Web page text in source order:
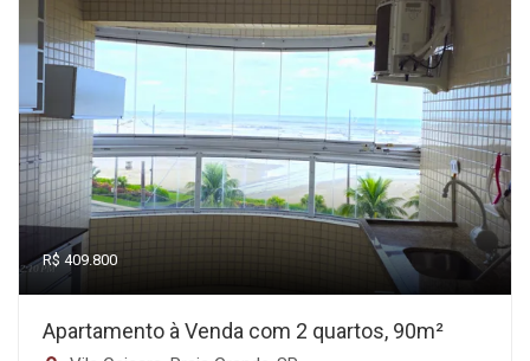
R$ 409.800
Apartamento à Venda com 2 quartos, 90m²